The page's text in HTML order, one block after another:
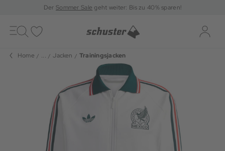
DerSommer Sale geht weiter: Bis zu 40% sparen!
Toggle
navigation
Home ... Jacken Trainingsjacken